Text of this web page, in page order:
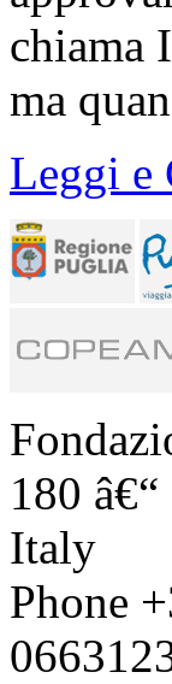
chiama
ma
Leggi e
180
Italy
Phone